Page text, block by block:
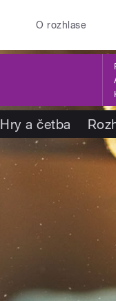
O rozhlase
Hry a četba